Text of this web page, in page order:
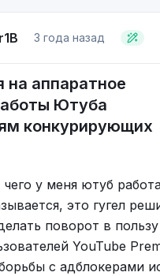
3 года назад
на аппаратное
Ютуба
конкурирующих
у меня ютуб
это гугел
поворот в пользу
YouTube
с адблокерами